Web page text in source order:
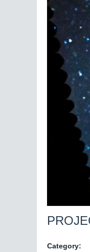
Category: